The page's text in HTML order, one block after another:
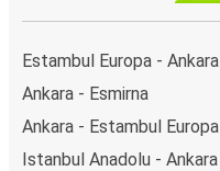
Estambul Europa - Ankara
Ankara - Esmirna
Ankara - Estambul Europa
Istanbul Anadolu - Ankara